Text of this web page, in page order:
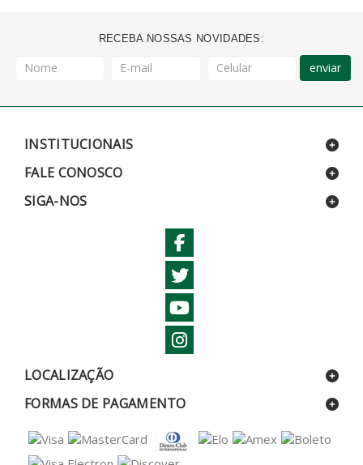
RECEBA NOSSAS NOVIDADES:
enviar
INSTITUCIONAIS
FALE CONOSCO
SIGA-NOS
LOCALIZAÇÃO
FORMAS DE PAGAMENTO